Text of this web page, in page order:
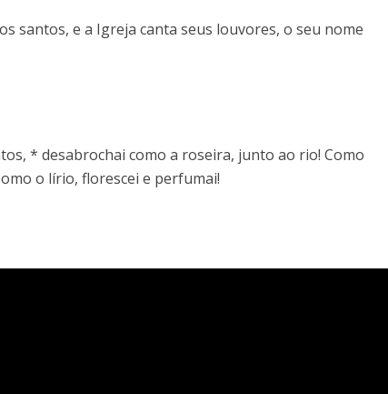
santos, e a Igreja canta seus louvores, o seu nome
* desabrochai como a roseira, junto ao rio! Como
o lírio, florescei e perfumai!